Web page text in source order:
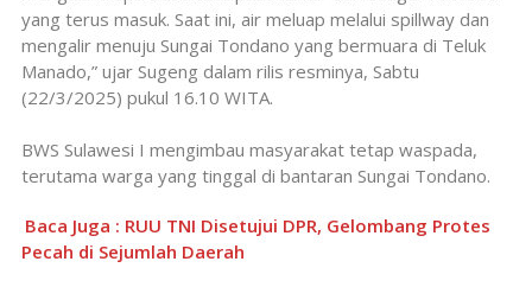
yang terus masuk. Saat ini, air meluap melalui spillway dan
mengalir menuju Sungai Tondano yang bermuara di Teluk
Manado,” ujar Sugeng dalam rilis resminya, Sabtu
(22/3/2025) pukul 16.10 WITA.
BWS Sulawesi I mengimbau masyarakat tetap waspada,
terutama warga yang tinggal di bantaran Sungai Tondano.
Baca Juga : RUU TNI Disetujui DPR, Gelombang Protes
Pecah di Sejumlah Daerah